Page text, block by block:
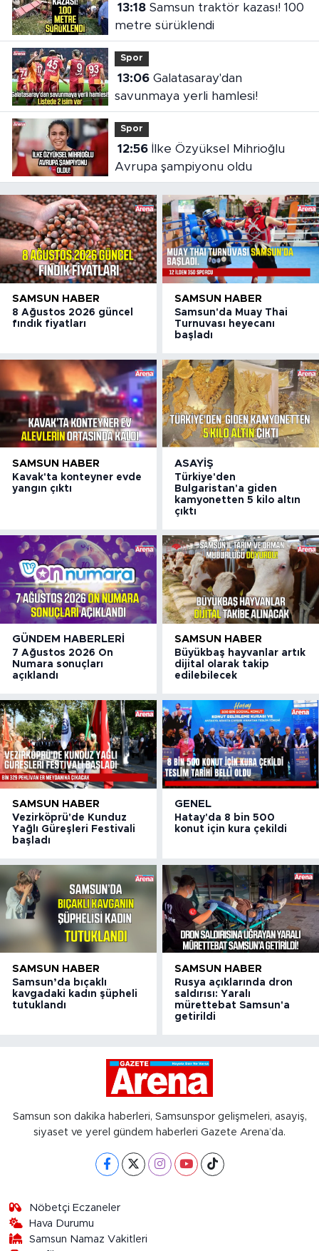
13:18Samsun traktör kazası! 100
metre sürüklendi
Spor
13:06Galatasaray'dan
savunmaya yerli hamlesi!
Spor
12:56İlke Özyüksel Mihrioğlu
Avrupa şampiyonu oldu
SAMSUN HABER
8 Ağustos 2026 güncel
fındık fiyatları
SAMSUN HABER
Samsun'da Muay Thai
Turnuvası heyecanı
başladı
SAMSUN HABER
Kavak'ta konteyner evde
yangın çıktı
ASAYIŞ
Türkiye'den
Bulgaristan'a giden
kamyonetten 5 kilo altın
çıktı
GÜNDEM HABERLERI
7 Ağustos 2026 On
Numara sonuçları
açıklandı
SAMSUN HABER
Büyükbaş hayvanlar artık
dijital olarak takip
edilebilecek
SAMSUN HABER
Vezirköprü'de Kunduz
Yağlı Güreşleri Festivali
başladı
GENEL
Hatay'da 8 bin 500
konut için kura çekildi
SAMSUN HABER
Samsun’da bıçaklı
kavgadaki kadın şüpheli
tutuklandı
SAMSUN HABER
Rusya açıklarında dron
saldırısı: Yaralı
mürettebat Samsun'a
getirildi
Samsun son dakika haberleri, Samsunspor gelişmeleri, asayiş,
siyaset ve yerel gündem haberleri Gazete Arena’da.
Nöbetçi Eczaneler
Hava Durumu
Samsun Namaz Vakitleri